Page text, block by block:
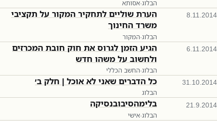
הבלוג·אסותא
8.11.2014
הערת שוליים לתחקיר המקור על תקציבי
משרד החינוך
הבלוג·המקור
6.11.2014
הגיע הזמן לגרוס את חוק חובת המכרזים
ולחשוב על משהו חדש
הבלוג·החשב הכללי
31.10.2014 כל הדברים שאני לא אוכל | חלק ב׳
הבלוג
21.9.2014 בלימהסיבובנסיקה
הבלוג·אישי